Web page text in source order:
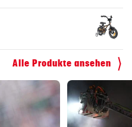
Alle Produkte ansehen